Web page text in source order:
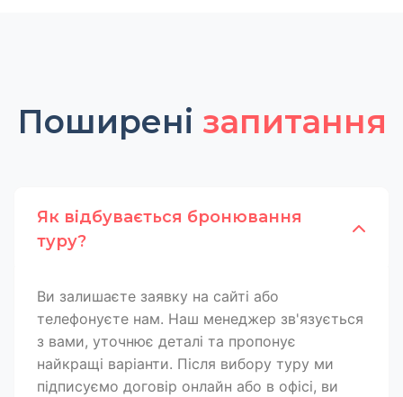
Поширені запитання
Як відбувається бронювання
туру?
Ви залишаєте заявку на сайті або
телефонуєте нам. Наш менеджер зв'язується
з вами, уточнює деталі та пропонує
найкращі варіанти. Після вибору туру ми
підписуємо договір онлайн або в офісі, ви